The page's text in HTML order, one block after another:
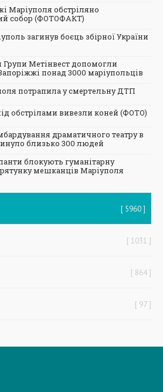
Маріуполя обстріляно
собор (ФОТОФАКТ)
загинув боєць збірної України
Групи Метінвест допомогли
понад 3000 маріупольців
потрапила у смертельну ДТП
обстрілами вивезли коней (ФОТО)
драматичного театру в
близько 300 людей
блокують гуманітарну
мешканців Маріуполя
5960
1031
864
97